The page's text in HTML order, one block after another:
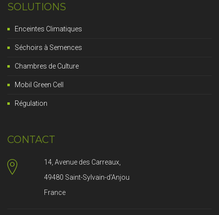
SOLUTIONS
Enceintes Climatiques
Séchoirs à Semences
Chambres de Culture
Mobil Green Cell
Régulation
CONTACT
14, Avenue des Carreaux,
49480 Saint-Sylvain-d'Anjou
France